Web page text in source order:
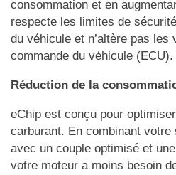
consommation et en
respecte les limites de
du véhicule et n’altère pas les
commande du véhicule (ECU).
Réduction de la
eChip est conçu pour
carburant. En combinant votre
avec un couple optimisé et
votre moteur a moins besoin